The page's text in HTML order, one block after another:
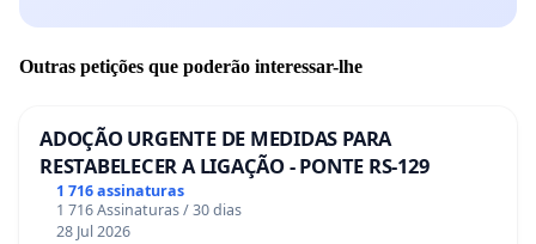
Outras petições que poderão interessar-lhe
ADOÇÃO URGENTE DE MEDIDAS PARA
RESTABELECER A LIGAÇÃO - PONTE RS-129
1 716 assinaturas
1 716 Assinaturas / 30 dias
28 Jul 2026